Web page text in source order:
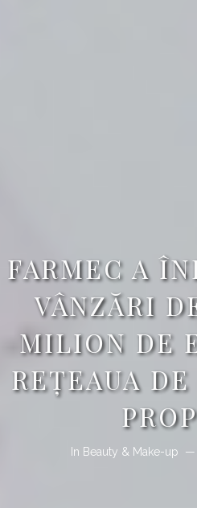
FARMEC A
VÂNZĂRI
MILION DE
REȚEAUA
In Beauty & Make-up